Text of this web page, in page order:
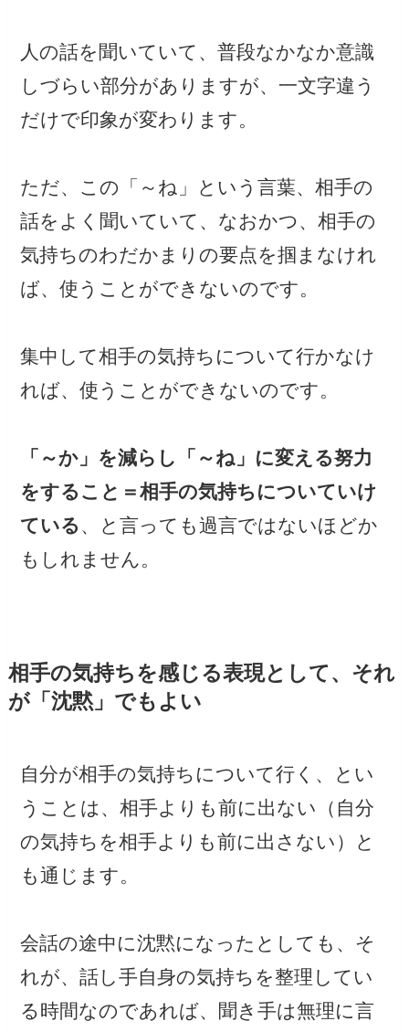
人の話を聞いていて、普段なかなか意識
しづらい部分がありますが、一文字違う
だけで印象が変わります。
ただ、この「～ね」という言葉、相手の
話をよく聞いていて、なおかつ、相手の
気持ちのわだかまりの要点を掴まなけれ
ば、使うことができないのです。
集中して相手の気持ちについて行かなけ
れば、使うことができないのです。
「～か」を減らし「～ね」に変える努力
をすること＝相手の気持ちについていけ
ている 、と言っても過言ではないほどか
もしれません。
相手の気持ちを感じる表現として、それ
が「沈黙」でもよい
自分が相手の気持ちについて行く、とい
うことは、相手よりも前に出ない（自分
の気持ちを相手よりも前に出さない）と
も通じます。
会話の途中に沈黙になったとしても、そ
れが、話し手自身の気持ちを整理してい
る時間なのであれば、聞き手は無理に言